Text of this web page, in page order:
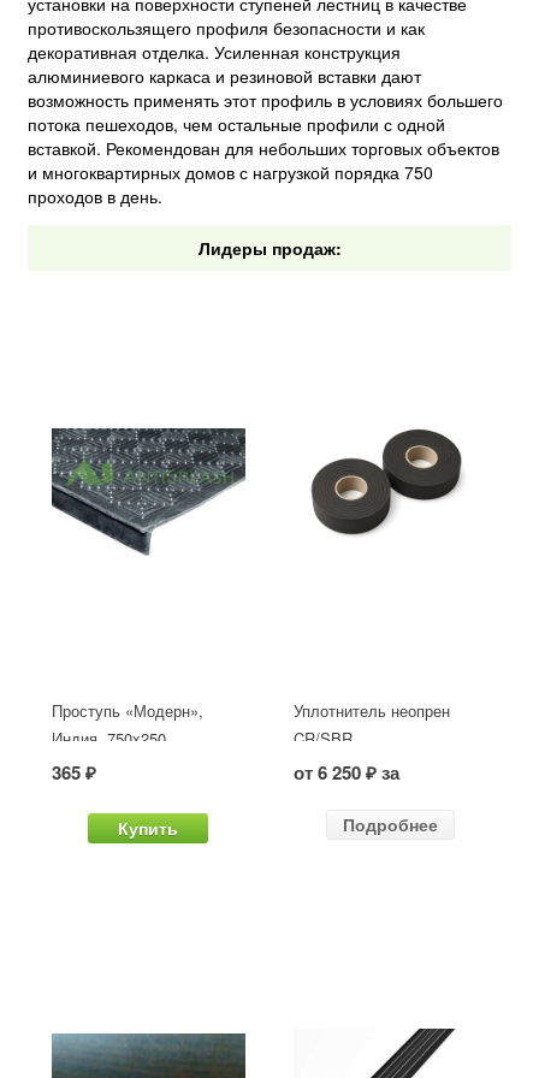
противоскользящего профиля безопасности и как
декоративная отделка. Усиленная конструкция
алюминиевого каркаса и резиновой вставки дают
возможность применять этот профиль в условиях большего
потока пешеходов, чем остальные профили с одной
вставкой. Рекомендован для небольших торговых объектов
и многоквартирных домов с нагрузкой порядка 750
проходов в день.
Лидеры продаж:
Проступь «Модерн»,
Индия, 750x250
365 ₽
Купить
Уплотнитель неопрен
CR/SBR
от 6 250 ₽ за
Подробнее